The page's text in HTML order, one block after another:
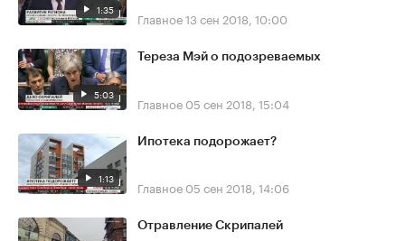
1:35 Главное13 сен 2018, 10:00
5:03
Тереза Мэй о подозреваемых
Главное 05 сен 2018, 15:04
1:13
Ипотека подорожает?
Главное 05 сен 2018, 14:06
Отравление Скрипалей